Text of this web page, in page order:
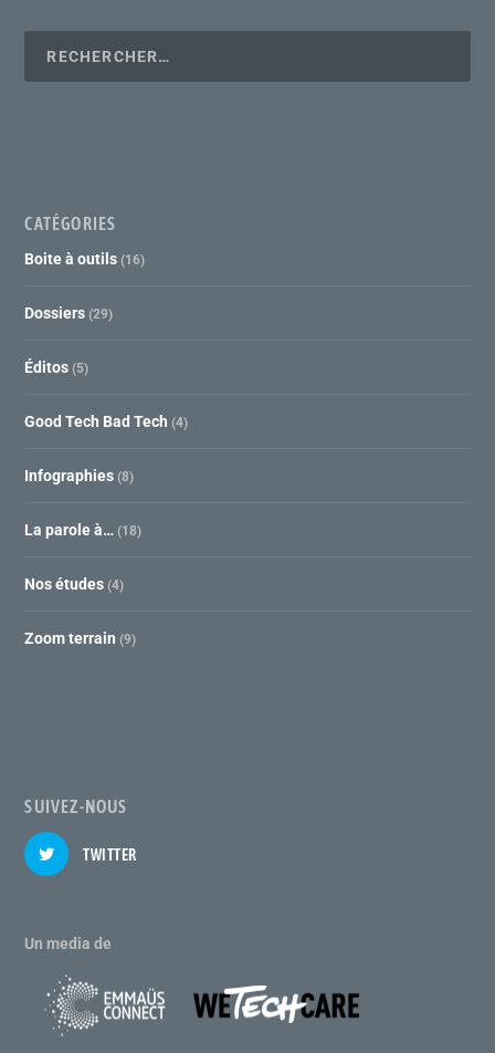
CATÉGORIES
Boite à outils (16)
Dossiers (29)
Éditos (5)
Good Tech Bad Tech (4)
Infographies (8)
La parole à… (18)
Nos études (4)
Zoom terrain (9)
SUIVEZ-NOUS
TWITTER
Un media de